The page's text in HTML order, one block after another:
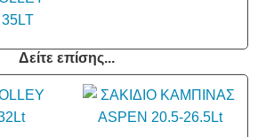
Δείτε επίσης...